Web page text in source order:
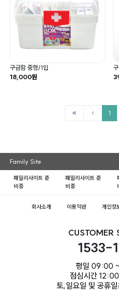
구급함 중형/1입
18,000원
1
Family Site
패밀리사이트 준
비중
패밀리사이트 준
비중
회사소개 이용약관 개인정
CUSTOMER
1533-
평일 09:00
점심시간
토,일요일 및 공휴